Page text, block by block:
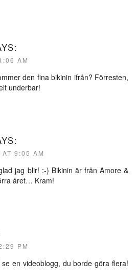
AM
den fina bikinin ifrån? Förresten,
underbar!
9:05 AM
jag blir! :-) Bikinin är från Amore &
året… Kram!
PM
en videoblogg, du borde göra flera!